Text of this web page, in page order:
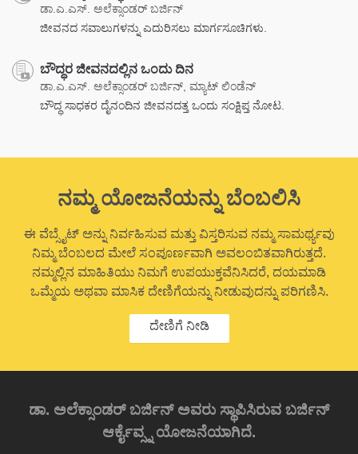
ಡಾ.ಎ.ಎಸ್. ಅಲೆಕ್ಸಾಂಡರ್ ಬರ್ಜಿನ್
ಜೀವನದ ಸವಾಲುಗಳನ್ನು ಎದುರಿಸಲು ಮಾರ್ಗಸೂಚಿಗಳು.
ಬೌದ್ಧರ ಜೀವನದಲ್ಲಿನ ಒಂದು ದಿನ
ಡಾ.ಎ.ಎಸ್. ಅಲೆಕ್ಸಾಂಡರ್ ಬರ್ಜಿನ್, ಮ್ಯಾಟ್ ಲಿಂಡೆನ್
ಬೌದ್ಧ ಸಾಧಕರ ದೈನಂದಿನ ಜೀವನದತ್ತ ಒಂದು ಸಂಕ್ಷಿಪ್ತ ನೋಟ.
ನಮ್ಮ ಯೋಜನೆಯನ್ನು ಬೆಂಬಲಿಸಿ
ಈ ವೆಬ್ಸೈಟ್ ಅನ್ನು ನಿರ್ವಹಿಸುವ ಮತ್ತು ವಿಸ್ತರಿಸುವ ನಮ್ಮ ಸಾಮರ್ಥ್ಯವು
ನಿಮ್ಮ ಬೆಂಬಲದ ಮೇಲೆ ಸಂಪೂರ್ಣವಾಗಿ ಅವಲಂಬಿತವಾಗಿರುತ್ತದೆ.
ನಮ್ಮಲ್ಲಿನ ಮಾಹಿತಿಯು ನಿಮಗೆ ಉಪಯುಕ್ತವೆನಿಸಿದರೆ, ದಯಮಾಡಿ
ಒಮ್ಮೆಯ ಅಥವಾ ಮಾಸಿಕ ದೇಣಿಗೆಯನ್ನು ನೀಡುವುದನ್ನು ಪರಿಗಣಿಸಿ.
ದೇಣಿಗೆ ನೀಡಿ
ಡಾ. ಅಲೆಕ್ಸಾಂಡರ್ ಬರ್ಜಿನ್ ಅವರು ಸ್ಥಾಪಿಸಿರುವ ಬರ್ಜಿನ್
ಆರ್ಕೈವ್ಸ್ನ ಯೋಜನೆಯಾಗಿದೆ.